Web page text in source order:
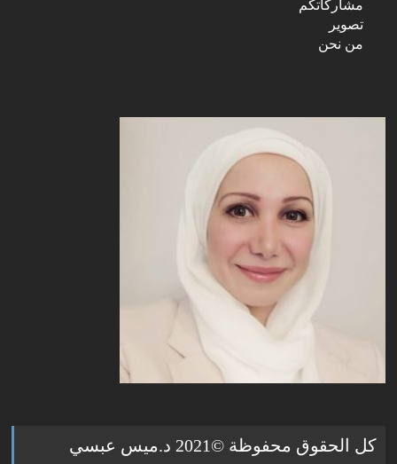
مشاركاتكم
تصوير
من نحن
كل الحقوق محفوظة ©2021 د.ميس عبسي